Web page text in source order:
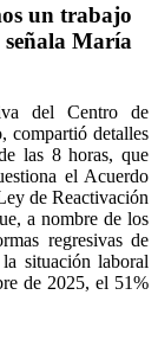
un trabajo
señala María
del Centro de
compartió detalles
las 8 horas, que
el Acuerdo
de Reactivación
a nombre de los
regresivas de
situación laboral
de 2025, el 51%